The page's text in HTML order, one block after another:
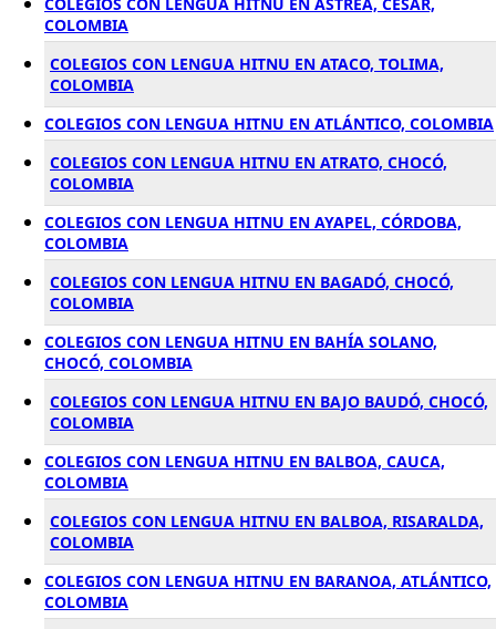
COLOMBIA
COLEGIOS CON LENGUA HITNU EN ATACO, TOLIMA,
COLOMBIA
COLEGIOS CON LENGUA HITNU EN ATLÁNTICO, COLOMBIA
COLEGIOS CON LENGUA HITNU EN ATRATO, CHOCÓ,
COLOMBIA
COLEGIOS CON LENGUA HITNU EN AYAPEL, CÓRDOBA,
COLOMBIA
COLEGIOS CON LENGUA HITNU EN BAGADÓ, CHOCÓ,
COLOMBIA
COLEGIOS CON LENGUA HITNU EN BAHÍA SOLANO,
CHOCÓ, COLOMBIA
COLEGIOS CON LENGUA HITNU EN BAJO BAUDÓ, CHOCÓ,
COLOMBIA
COLEGIOS CON LENGUA HITNU EN BALBOA, CAUCA,
COLOMBIA
COLEGIOS CON LENGUA HITNU EN BALBOA, RISARALDA,
COLOMBIA
COLEGIOS CON LENGUA HITNU EN BARANOA, ATLÁNTICO,
COLOMBIA